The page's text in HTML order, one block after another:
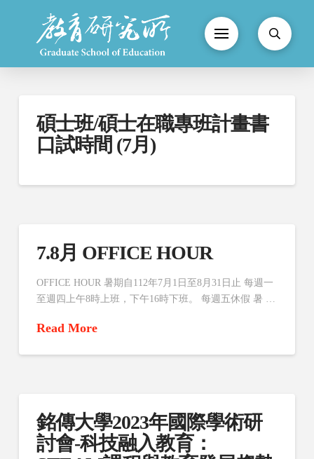
碩士班/碩士在職專班計畫書
口試時間 (7月)
7.8月 OFFICE HOUR
OFFICE HOUR 暑期自112年7月1日至8月31日止 每週一
至週四上午8時上班，下午16時下班。 每週五休假 暑 …
Read More
銘傳大學2023年國際學術研
討會-科技融入教育：